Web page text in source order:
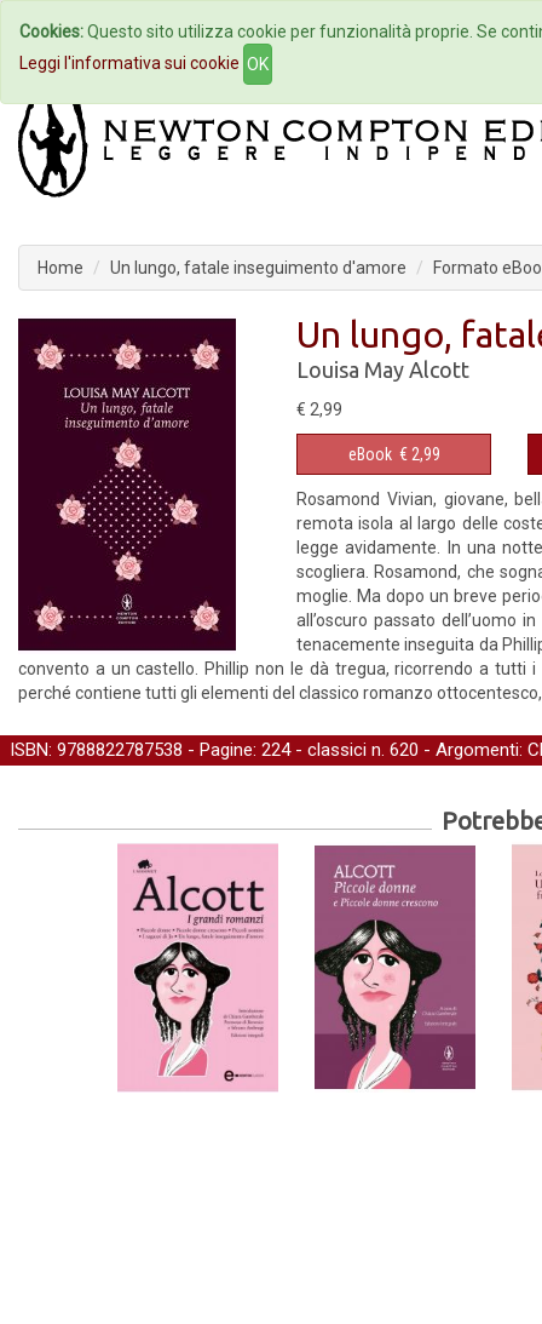
Home Autori Eventi
Home Un lungo, fatale inseguimento d'amore Formato
Un lungo,
Louisa May Alcott
€ 2,99
eBook € 2,99
Rosamond Vivian, giovane,
remota isola al largo delle
legge avidamente. In una
scogliera. Rosamond, che
moglie. Ma dopo un breve
all’oscuro passato dell’uomo
tenacemente inseguita da
convento a un castello. Phillip non le dà tregua, ricorrendo a tutti
perché contiene tutti gli elementi del classico romanzo
ISBN: 9788822787538 - Pagine: 224 - classici n. 620 - Argomenti:
Cookies:Questo sito utilizza cookie per funzionalità proprie. Se
Leggi l'informativa sui cookie OK